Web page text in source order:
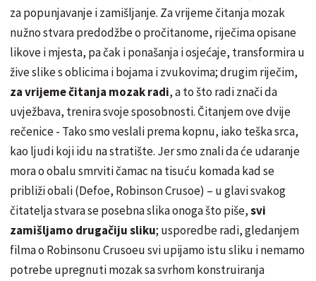
za popunjavanje i zamišljanje. Za vrijeme čitanja mozak
nužno stvara predodžbe o pročitanome, riječima opisane
likove i mjesta, pa čak i ponašanja i osjećaje, transformira u
žive slike s oblicima i bojama i zvukovima; drugim riječim,
za vrijeme čitanja mozak radi, a to što radi znači da
uvježbava, trenira svoje sposobnosti. Čitanjem ove dvije
rečenice - Tako smo veslali prema kopnu, iako teška srca,
kao ljudi koji idu na stratište. Jer smo znali da će udaranje
mora o obalu smrviti čamac na tisuću komada kad se
približi obali (Defoe, Robinson Crusoe) – u glavi svakog
čitatelja stvara se posebna slika onoga što piše,svi
zamišljamo drugačiju sliku; usporedbe radi, gledanjem
filma o Robinsonu Crusoeu svi upijamo istu sliku i nemamo
potrebe upregnuti mozak sa svrhom konstruiranja